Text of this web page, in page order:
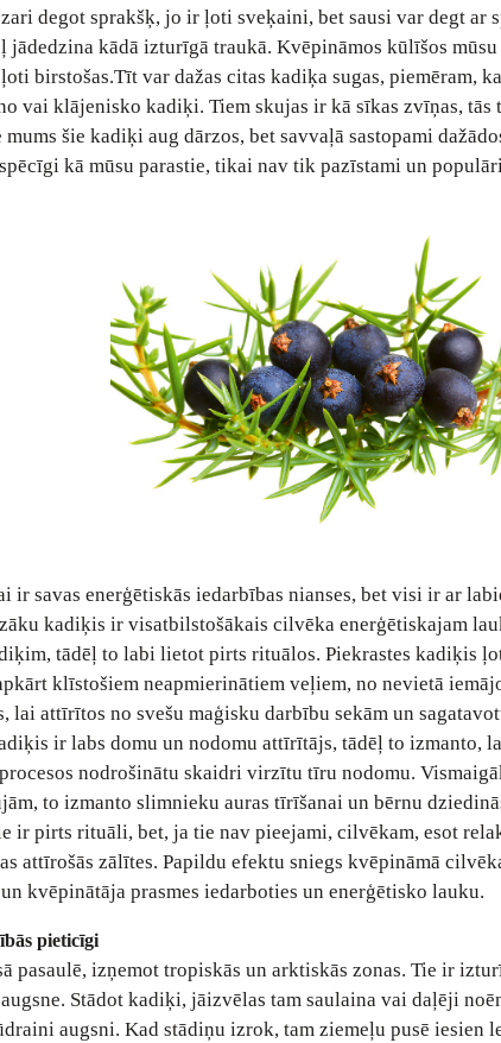
degot sprakšķ, jo ir ļoti sveķaini, bet sausi var degt ar
jādedzina kādā izturīgā traukā. Kvēpināmos kūlīšos
birstošas.Tīt var dažas citas kadiķa sugas, piemēram,
vai klājenisko kadiķi. Tiem skujas ir kā sīkas zvīņas, tās
mums šie kadiķi aug dārzos, bet savvaļā sastopami
kā mūsu parastie, tikai nav tik pazīstami un
ir savas enerģētiskās iedarbības nianses, bet visi ir ar
kadiķis ir visatbilstošākais cilvēka enerģētiskajam
tādēļ to labi lietot pirts rituālos. Piekrastes kadiķis
klīstošiem neapmierinātiem veļiem, no nevietā
lai attīrītos no svešu maģisku darbību sekām un
ir labs domu un nodomu attīrītājs, tādēļ to izmanto,
nodrošinātu skaidri virzītu tīru nodomu.
to izmanto slimnieku auras tīrīšanai un bērnu
ir pirts rituāli, bet, ja tie nav pieejami, cilvēkam, esot
attīrošās zālītes. Papildu efektu sniegs kvēpināmā
kvēpinātāja prasmes iedarboties un enerģētisko lauku.
pieticīgi
pasaulē, izņemot tropiskās un arktiskās zonas. Tie ir
Stādot kadiķi, jāizvēlas tam saulaina vai daļēji
augsni. Kad stādiņu izrok, tam ziemeļu pusē iesien